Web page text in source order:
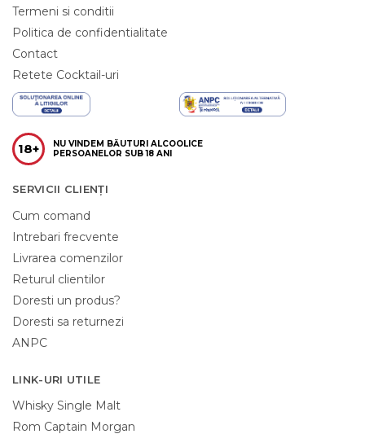
Termeni si conditii
Politica de confidentialitate
Contact
Retete Cocktail-uri
18+
NU VINDEM BĂUTURI ALCOOLICE
PERSOANELOR SUB 18 ANI
SERVICII CLIENȚI
Cum comand
Intrebari frecvente
Livrarea comenzilor
Returul clientilor
Doresti un produs?
Doresti sa returnezi
ANPC
LINK-URI UTILE
Whisky Single Malt
Rom Captain Morgan